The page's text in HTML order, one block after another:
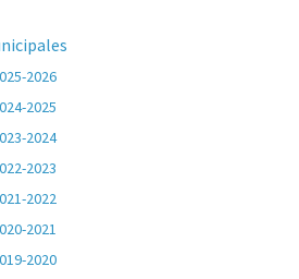
2026
2025
2024
2023
2022
2021
2020